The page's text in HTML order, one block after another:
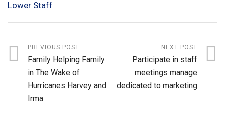
Lower Staff
PREVIOUS POST
Family Helping Family
in The Wake of
Hurricanes Harvey and
Irma
NEXT POST
Participate in staff
meetings manage
dedicated to marketing